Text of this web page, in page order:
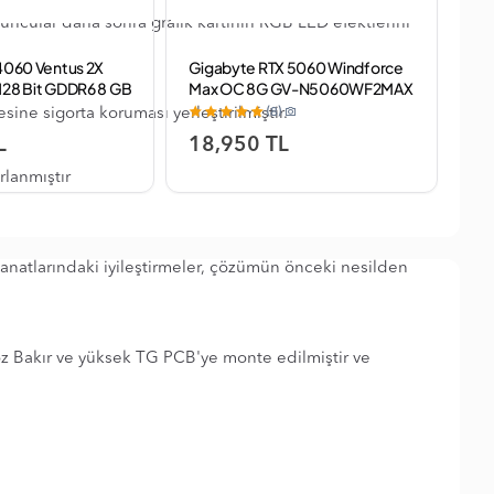
daha sonra grafik kartının RGB LED efektlerini
sigorta koruması yerleştirilmiştir.
iyileştirmeler, çözümün önceki nesilden
Bakır ve yüksek TG PCB'ye monte edilmiştir ve
Ventus 2X
Bit GDDR6 8 GB
Garanti)
Gigabyte RTX 5060 Windforce
Max OC 8G GV-N5060WF2MAX
OC-8GD 128 Bit GDDR7 8 GB
(8)
18,950 TL